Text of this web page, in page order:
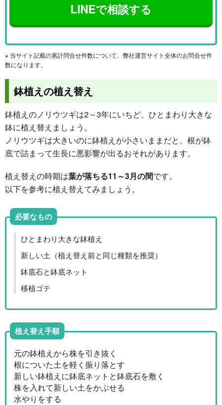
LINEで相談する
※ 当サイト記載の累計問合せ件数について、弊社運営サイト全体のお問合せ件
数になります。
鉢植えの植え替え
鉢植えのノリウツギは2～3年にいちど、ひとまわり大きな
鉢に植え替えましょう。
ノリウツギは大きいのに鉢植えが小さいままだと、根が鉢
底で詰まって生長に悪影響が出るおそれがあります。
植え替えの時期は葉が落ちる11～3月の間です。
以下を参考に植え替えてみましょう。
必要なもの
ひとまわり大きな鉢植え
新しい土（植え替え前と同じ種類を推奨）
鉢底石と鉢底ネット
移植ゴテ
植え替え手順
元の鉢植えから株を引き抜く
根についた土を軽く振り落とす
新しい鉢植えに鉢底ネットと鉢底石を敷く
株を入れて新しい土をかぶせる
水やりをする